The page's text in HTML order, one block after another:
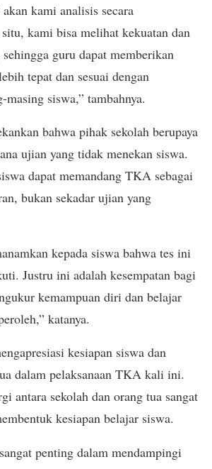
kami analisis secara
kami bisa melihat kekuatan dan
guru dapat memberikan
tepat dan sesuai dengan
masing siswa,” tambahnya.
bahwa pihak sekolah berupaya
ujian yang tidak menekan siswa.
dapat memandang TKA sebagai
bukan sekadar ujian yang
kepada siswa bahwa tes ini
Justru ini adalah kesempatan bagi
kemampuan diri dan belajar
katanya.
kesiapan siswa dan
dalam pelaksanaan TKA kali ini.
antara sekolah dan orang tua sangat
kesiapan belajar siswa.
penting dalam mendampingi